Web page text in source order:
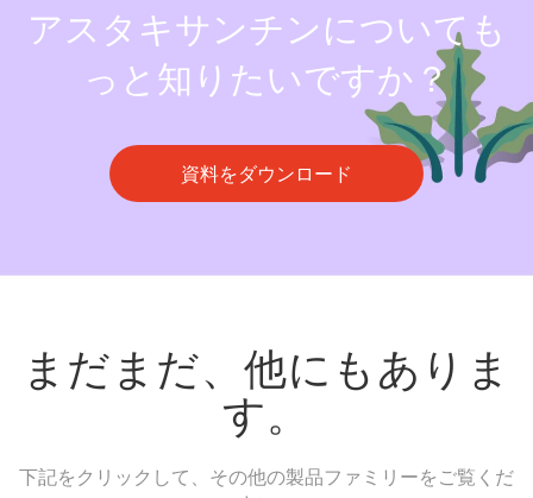
アスタキサンチンについても
っと知りたいですか？
資料をダウンロード
まだまだ、他にもありま
す。
下記をクリックして、その他の製品ファミリーをご覧くだ